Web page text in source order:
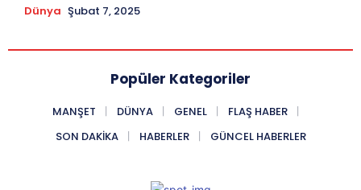
Dünya Şubat 7, 2025
Popüler Kategoriler
MANŞET DÜNYA GENEL
FLAŞ HABER
SON DAKIKA
HABERLER GÜNCEL HABERLER